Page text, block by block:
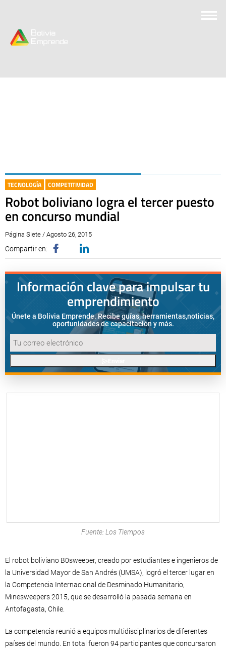
TECNOLOGÍA COMPETITIVIDAD
Robot boliviano logra el tercer puesto
en concurso mundial
Página Siete / Agosto 26, 2015
Compartir en:
Información clave para impulsar tu
emprendimiento
Únete a Bolivia Emprende. Recibe guías, herramientas,noticias,
oportunidades de capacitación y más.
Fuente: Los Tiempos
El robot boliviano B0sweeper, creado por estudiantes e ingenieros de
la Universidad Mayor de San Andrés (UMSA), logró el tercer lugar en
la Competencia Internacional de Desminado Humanitario,
Minesweepers 2015, que se desarrolló la pasada semana en
Antofagasta, Chile.
La competencia reunió a equipos multidisciplinarios de diferentes
países del mundo. En total fueron 94 participantes que concursaron